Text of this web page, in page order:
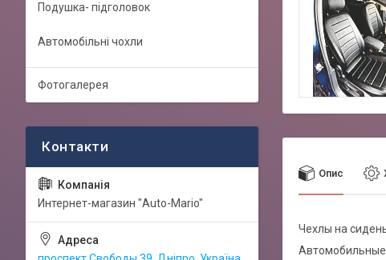
Опис
Чехлы на
Автомобильные
Подушка- підголовок
Автомобільні чохли
Фотогалерея
Интернет-магазин "Auto-Mario"